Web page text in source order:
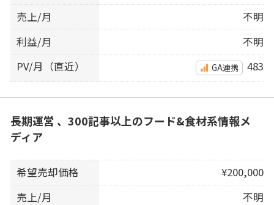
売上/月
不明
利益/月
不明
PV/月（直近）
GA連携 483
長期運営 、300記事以上のフード&食材系情報メ
ディア
希望売却価格
¥200,000
売上/月
不明